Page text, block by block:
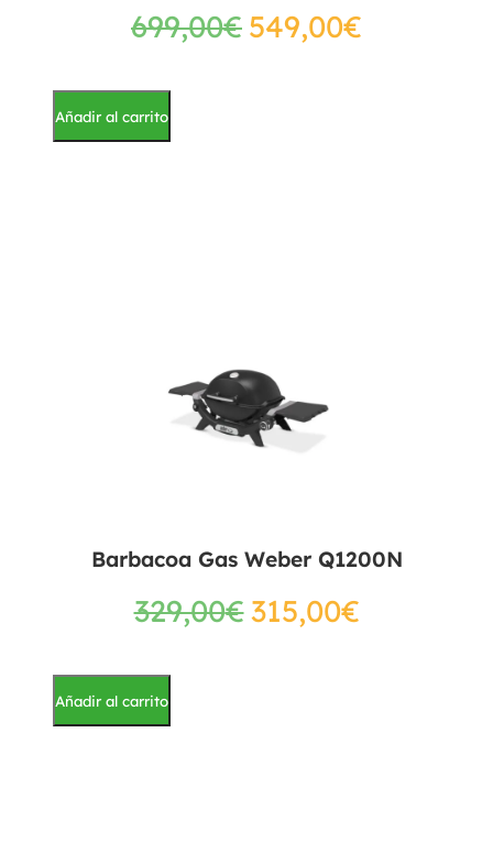
699,00€ 549,00€
Añadir al carrito
Barbacoa Gas Weber Q1200N
329,00€315,00€
Añadir al carrito